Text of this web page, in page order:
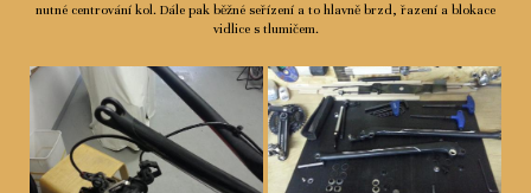
nutné centrování kol. Dále pak běžné seřízení a to hlavně brzd, řazení a blokace
vidlice s tlumičem.